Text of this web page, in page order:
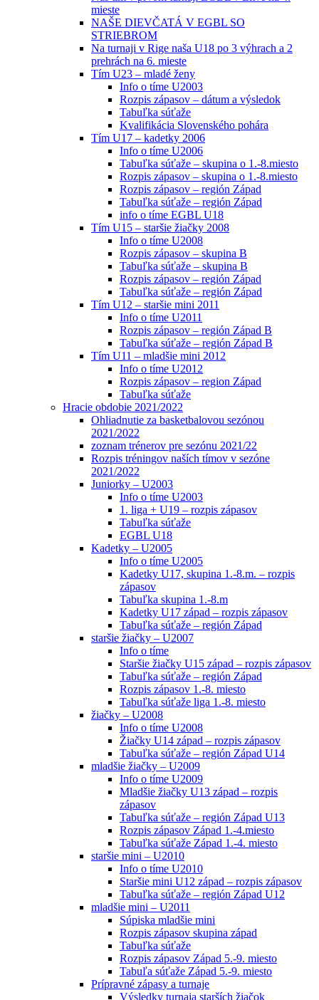
mieste
NAŠE DIEVČATÁ V EGBL SO
STRIEBROM
Na turnaji v Rige naša U18 po 3 výhrach a 2
prehrách na 6. mieste
Tím U23 – mladé ženy
Info o tíme U2003
Rozpis zápasov – dátum a výsledok
Tabuľka súťaže
Kvalifikácia Slovenského pohára
Tím U17 – kadetky 2006
Info o tíme U2006
Tabuľka súťaže – skupina o 1.-8.miesto
Rozpis zápasov – skupina o 1.-8.miesto
Rozpis zápasov – región Západ
Tabuľka súťaže – región Západ
info o tíme EGBL U18
Tím U15 – staršie žiačky 2008
Info o tíme U2008
Rozpis zápasov – skupina B
Tabuľka súťaže – skupina B
Rozpis zápasov – región Západ
Tabuľka súťaže – región Západ
Tím U12 – staršie mini 2011
Info o tíme U2011
Rozpis zápasov – región Západ B
Tabuľka súťaže – región Západ B
Tím U11 – mladšie mini 2012
Info o tíme U2012
Rozpis zápasov – region Západ
Tabuľka súťaže
Hracie obdobie 2021/2022
Ohliadnutie za basketbalovou sezónou
2021/2022
zoznam trénerov pre sezónu 2021/22
Rozpis tréningov naších tímov v sezóne
2021/2022
Juniorky – U2003
Info o tíme U2003
1. liga + U19 – rozpis zápasov
Tabuľka súťaže
EGBL U18
Kadetky – U2005
Info o tíme U2005
Kadetky U17, skupina 1.-8.m. – rozpis
zápasov
Tabuľka skupina 1.-8.m
Kadetky U17 západ – rozpis zápasov
Tabuľka súťaže – región Západ
staršie žiačky – U2007
Info o tíme
Staršie žiačky U15 západ – rozpis zápasov
Tabuľka súťaže – región Západ
Rozpis zápasov 1.-8. miesto
Tabuľka súťaže liga 1.-8. miesto
žiačky – U2008
Info o tíme U2008
Žiačky U14 západ – rozpis zápasov
Tabuľka súťaže – región Západ U14
mladšie žiačky – U2009
Info o tíme U2009
Mladšie žiačky U13 západ – rozpis
zápasov
Tabuľka súťaže – región Západ U13
Rozpis zápasov Západ 1.-4.miesto
Tabuľka súťaže Západ 1.-4. miesto
staršie mini – U2010
Info o tíme U2010
Staršie mini U12 západ – rozpis zápasov
Tabuľka súťaže – región Západ U12
mladšie mini – U2011
Súpiska mladšie mini
Rozpis zápasov skupina západ
Tabuľka súťaže
Rozpis zápasov Západ 5.-9. miesto
Tabuľa súťaže Západ 5.-9. miesto
Prípravné zápasy a turnaje
Výsledky turnaja starších žiačok